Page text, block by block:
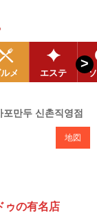
メ エステ
>
만두 신촌직영점
地図
ゥの有名店